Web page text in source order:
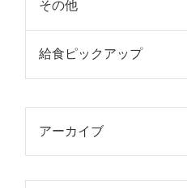
その他
給食ピックアップ
アーカイブ